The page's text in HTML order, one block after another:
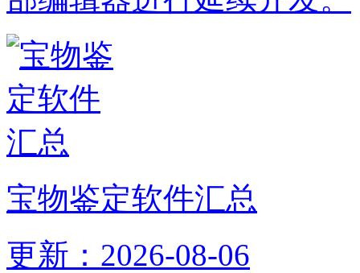
宝物鉴定软件汇总
更新：2026-08-06